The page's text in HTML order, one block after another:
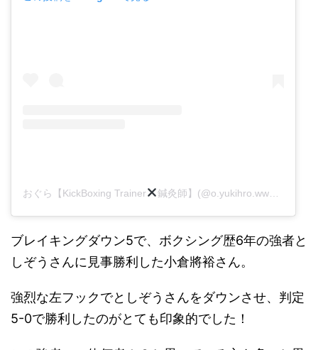
おぐら【KickBoxing Trainer 鍼灸師】(@o.yukihro.www)がシェアした投稿
ブレイキングダウン5で、ボクシング歴6年の強者と
しぞうさんに見事勝利した小倉將裕さん。
強烈な左フックでとしぞうさんをダウンさせ、判定
5-0で勝利したのがとても印象的でした！